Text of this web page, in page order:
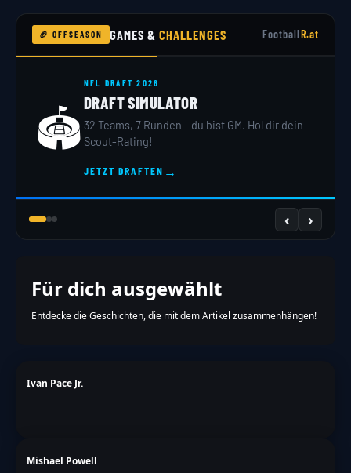
🏈 OFFSEASON GAMES &CHALLENGES FootballR.at
🏟️
NFL DRAFT 2026
DRAFT SIMULATOR
32 Teams, 7 Runden – du bist GM. Hol dir dein
Scout-Rating!
JETZT DRAFTEN →
‹ ›
Für dich ausgewählt
Entdecke die Geschichten, die mit dem Artikel zusammenhängen!
Ivan Pace Jr.
Mishael Powell